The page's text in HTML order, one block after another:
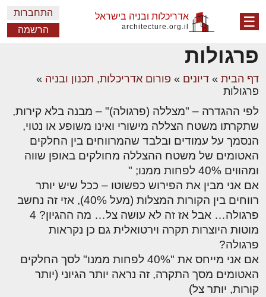
☰ אדריכלות ובניה בישראל
architecture.org.il
התחברות
הרשמה
פרגולות
דף הבית » דיונים » פורום אדריכלות, תכנון ובניה »
פרגולות
לפי ההגדרה – "מצללה (פרגולה)" – מבנה בלא קירות,
שתקרתו משטח הצללה מישורי ואינו משופע או נטוי,
הנסמך על עמודים ובלבד שהמרווחים בין החלקים
האטומים של משטח ההצללה מחולקים באופן שווה
ומהווים 40% לפחות ממנו; "
אם אני מבין את הפירוש כפשוטו – ככל שיש יותר
רווחים בין הקורות המצלות (מעל 40%), אזי זה נחשב
פרגולה… אבל אז זה לא עושה צל… מה ההגיון? 4
מוטות היוצרות תקרה וירטואלית גם כן נקראות
פרגולה?
אם אני מייחס את "40% לפחות ממנו" לסך החלקים
האטומים מסך התקרה, זה נראה יותר הגיוני (יותר
קורות, יותר צל)